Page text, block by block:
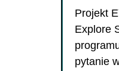
Projekt
Explore
pytanie